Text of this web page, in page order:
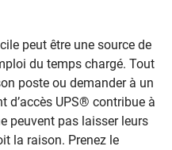
peut être une source de
du temps chargé. Tout
poste ou demander à un
d’accès UPS® contribue à
peuvent pas laisser leurs
la raison. Prenez le